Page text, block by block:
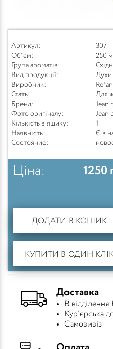
Артикул:
307
Об'єм:
250
Група ароматів:
Вид продукції:
Духи
Виробник:
Refan
Стать:
Для
Бренд:
Jean
Фото оригіналу:
Jean
Кількість в ящику:
1
Наявність:
Є в
Состояние:
Ціна: 1250
ДОДАТИ В КОШИК
КУПИТИ В ОДИН
Доставка
В
Кур'єрська
Самовивіз